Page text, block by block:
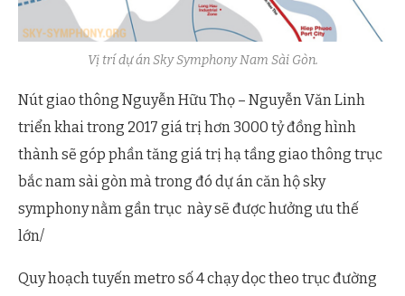
Vị trí dự án Sky Symphony Nam Sài Gòn.
Nút giao thông Nguyễn Hữu Thọ – Nguyễn Văn Linh
triển khai trong 2017 giá trị hơn 3000 tỷ đồng hình
thành sẽ góp phần tăng giá trị hạ tầng giao thông trục
bắc nam sài gòn mà trong đó dự án căn hộ sky
symphony nằm gần trục này sẽ được hưởng ưu thế
lớn/
Quy hoạch tuyến metro số 4 chạy dọc theo trục đường